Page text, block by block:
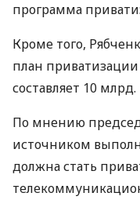
программа
Кроме того,
план
составляет 10 млрд.
По мнению
источником
должна стать